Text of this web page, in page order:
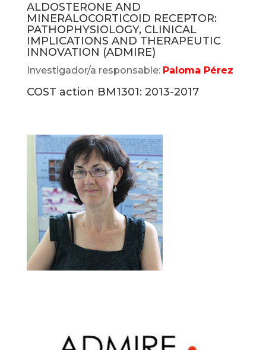
ALDOSTERONE AND
MINERALOCORTICOID RECEPTOR:
PATHOPHYSIOLOGY, CLINICAL
IMPLICATIONS AND THERAPEUTIC
INNOVATION (ADMIRE)
Investigador/a responsable: Paloma Pérez
COST action BM1301: 2013-2017